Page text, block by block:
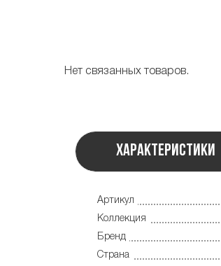
Нет связанных товаров.
Характеристики
Артикул
Коллекция
Бренд
Страна